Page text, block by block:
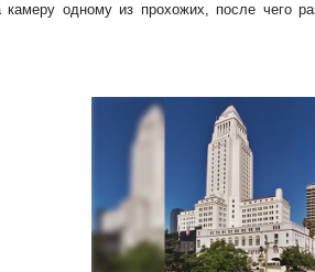
одному из прохожих, после чего